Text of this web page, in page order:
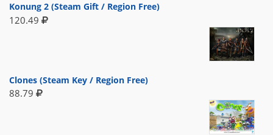
Konung 2 (Steam Gift / Region Free)
120.49
Clones (Steam Key / Region Free)
88.79